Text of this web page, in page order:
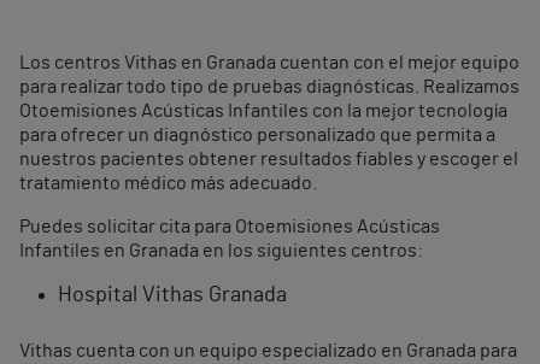
Los centros Vithas en Granada cuentan con el mejor equipo
para realizar todo tipo de pruebas diagnósticas. Realizamos
Otoemisiones Acústicas Infantiles con la mejor tecnología
para ofrecer un diagnóstico personalizado que permita a
nuestros pacientes obtener resultados fiables y escoger el
tratamiento médico más adecuado.
Puedes solicitar cita para Otoemisiones Acústicas
Infantiles en Granada en los siguientes centros:
Hospital Vithas Granada
Vithas cuenta con un equipo especializado en Granada para